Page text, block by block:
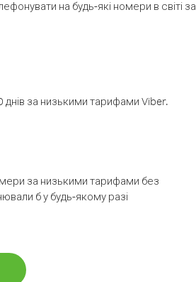
на будь-які номери в світі за
за низькими тарифами Viber.
за низькими тарифами без
б у будь-якому разі